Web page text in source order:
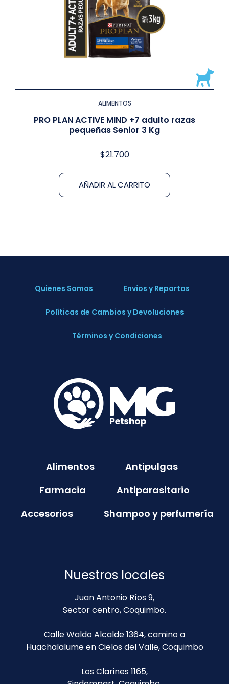
ALIMENTOS
PRO PLAN ACTIVE MIND +7 adulto razas
pequeñas Senior 3 Kg
$21.700
AÑADIR AL CARRITO
Quienes Somos Envíos y Repartos
Políticas de Cambios y Devoluciones
Términos y Condiciones
Alimentos
Antipulgas
Farmacia
Antiparasitario
Accesorios
Shampoo y perfumería
Nuestros locales
Juan Antonio Ríos 9,
Sector centro, Coquimbo.
Calle Waldo Alcalde 1364, camino a
Huachalalume en Cielos del Valle, Coquimbo
Los Clarines 1165,